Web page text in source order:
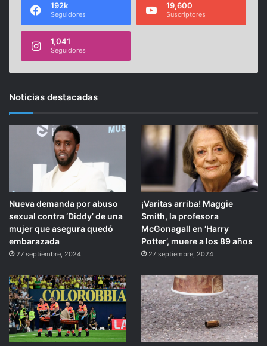
192k
Seguidores
19,600
Suscriptores
1,041
Seguidores
Noticias destacadas
Nueva demanda por abuso
sexual contra ‘Diddy’ de una
mujer que asegura quedó
embarazada
27 septiembre, 2024
¡Varitas arriba! Maggie
Smith, la profesora
McGonagall en ‘Harry
Potter’, muere a los 89 años
27 septiembre, 2024